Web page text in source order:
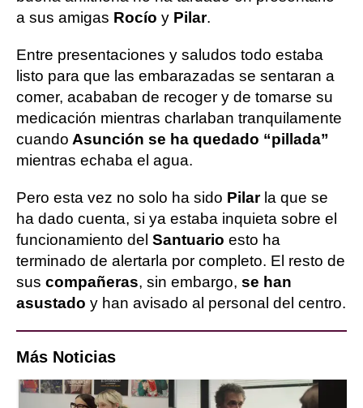
a sus amigas Rocío y Pilar.
Entre presentaciones y saludos todo estaba
listo para que las embarazadas se sentaran a
comer, acababan de recoger y de tomarse su
medicación mientras charlaban tranquilamente
cuando Asunción se ha quedado “pillada”
mientras echaba el agua.
Pero esta vez no solo ha sido Pilar la que se
ha dado cuenta, si ya estaba inquieta sobre el
funcionamiento del Santuario esto ha
terminado de alertarla por completo. El resto de
sus compañeras, sin embargo, se han
asustado y han avisado al personal del centro.
Más Noticias